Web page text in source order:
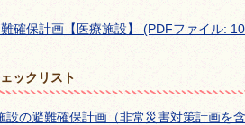
確保計画【医療施設】 (PDFファイル:
ックリスト
設の避難確保計画（非常災害対策計画を